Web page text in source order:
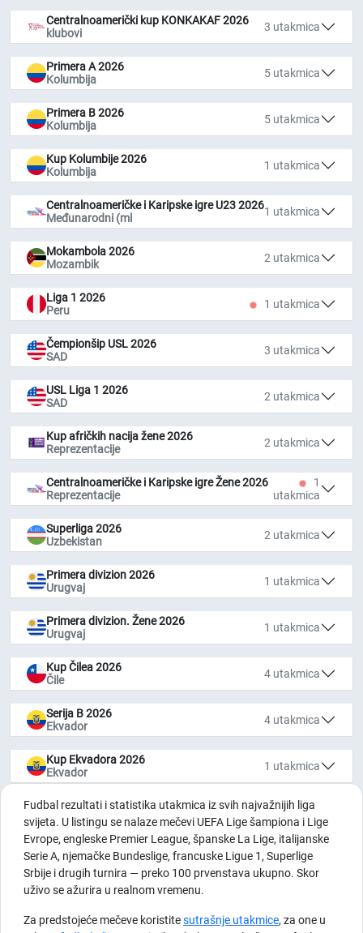
Centralnoamerički kup KONKAKAF 2026
klubovi
3 utakmica
Primera A 2026
Kolumbija
5 utakmica
Primera B 2026
Kolumbija
5 utakmica
Kup Kolumbije 2026
Kolumbija
1 utakmica
Centralnoameričke i Karipske igre U23 2026
Međunarodni (ml
1 utakmica
Mokambola 2026
Mozambik
2 utakmica
Liga 1 2026
Peru
1 utakmica
Čempionšip USL 2026
SAD
3 utakmica
USL Liga 1 2026
SAD
2 utakmica
Kup afričkih nacija žene 2026
Reprezentacije
2 utakmica
Centralnoameričke i Karipske igre Žene 2026
Reprezentacije
1
utakmica
Superliga 2026
Uzbekistan
2 utakmica
Primera divizion 2026
Urugvaj
1 utakmica
Primera divizion. Žene 2026
Urugvaj
1 utakmica
Kup Čilea 2026
Čile
4 utakmica
Serija B 2026
Ekvador
4 utakmica
Kup Ekvadora 2026
Ekvador
1 utakmica
Fudbal rezultati i statistika utakmica iz svih najvažnijih liga
svijeta. U listingu se nalaze mečevi UEFA Lige šampiona i Lige
Evrope, engleske Premier League, španske La Lige, italijanske
Serie A, njemačke Bundeslige, francuske Ligue 1, Superlige
Srbije i drugih turnira — preko 100 prvenstava ukupno. Skor
uživo se ažurira u realnom vremenu.
Za predstojeće mečeve koristitesutrašnje utakmice, za one u